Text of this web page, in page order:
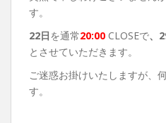
す。
22日を通常20:00 CLOSEで、
とさせていただきます。
ご迷惑お掛けいたしますが、
す。